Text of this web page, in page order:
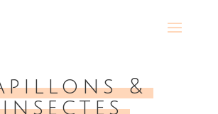
&
insectes